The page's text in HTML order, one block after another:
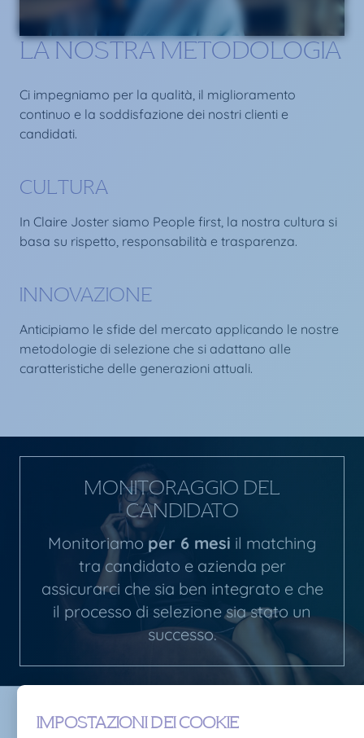
LA NOSTRA METODOLOGIA
Ci impegniamo per la qualità, il miglioramento
continuo e la soddisfazione dei nostri clienti e
candidati.
CULTURA
In Claire Joster siamo People first, la nostra cultura si
basa su rispetto, responsabilità e trasparenza.
INNOVAZIONE
Anticipiamo le sfide del mercato applicando le nostre
metodologie di selezione che si adattano alle
caratteristiche delle generazioni attuali.
MONITORAGGIO DEL
CANDIDATO
Monitoriamo per 6 mesi il matching
tra candidato e azienda per
assicurarci che sia ben integrato e che
il processo di selezione sia stato un
successo.